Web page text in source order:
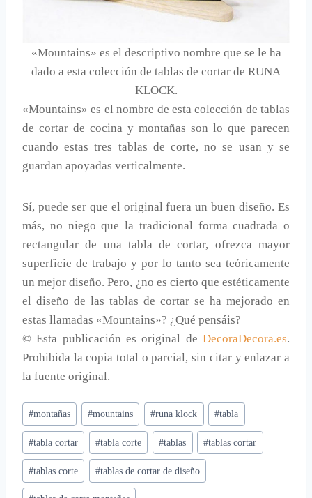
«Mountains» es el descriptivo nombre que se le ha
dado a esta colección de tablas de cortar de RUNA
KLOCK.
«Mountains» es el nombre de esta colección de tablas
de cortar de cocina y montañas son lo que parecen
cuando estas tres tablas de corte, no se usan y se
guardan apoyadas verticalmente.
Sí, puede ser que el original fuera un buen diseño. Es
más, no niego que la tradicional forma cuadrada o
rectangular de una tabla de cortar, ofrezca mayor
superficie de trabajo y por lo tanto sea teóricamente
un mejor diseño. Pero, ¿no es cierto que estéticamente
el diseño de las tablas de cortar se ha mejorado en
estas llamadas «Mountains»? ¿Qué pensáis?
© Esta publicación es original de DecoraDecora.es.
Prohibida la copia total o parcial, sin citar y enlazar a
la fuente original.
Etiquetas
de
la
entrada:
#montañas #mountains #runa klock #tabla
#tabla cortar #tabla corte #tablas #tablas cortar
#tablas corte #tablas de cortar de diseño